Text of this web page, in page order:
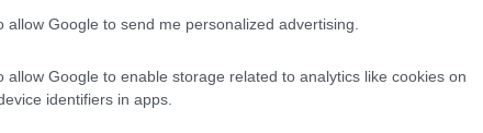
allow Google to send me personalized advertising.
allow Google to enable storage related to analytics like cookies on
identifiers in apps.
organisaties. De noodzaak om
waarborgen, is cruciaal voor de stabiliteit
die je kent hier last van?